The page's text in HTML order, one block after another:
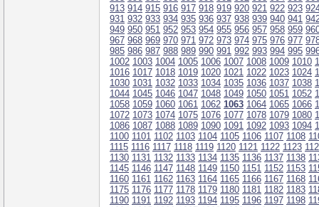
913 914 915 916 917 918 919 920 921 922 923
931 932 933 934 935 936 937 938 939 940 941
949 950 951 952 953 954 955 956 957 958 959
967 968 969 970 971 972 973 974 975 976 977
985 986 987 988 989 990 991 992 993 994 995
1002 1003 1004 1005 1006 1007 1008 1009 1010
1016 1017 1018 1019 1020 1021 1022 1023 1024
1030 1031 1032 1033 1034 1035 1036 1037 1038
1044 1045 1046 1047 1048 1049 1050 1051 1052
1058 1059 1060 1061 1062 1063 1064 1065 1066
1072 1073 1074 1075 1076 1077 1078 1079 1080
1086 1087 1088 1089 1090 1091 1092 1093 1094
1100 1101 1102 1103 1104 1105 1106 1107 1108
1115 1116 1117 1118 1119 1120 1121 1122 1123
1130 1131 1132 1133 1134 1135 1136 1137 1138
1145 1146 1147 1148 1149 1150 1151 1152 1153
1160 1161 1162 1163 1164 1165 1166 1167 1168
1175 1176 1177 1178 1179 1180 1181 1182 1183
1190 1191 1192 1193 1194 1195 1196 1197 1198